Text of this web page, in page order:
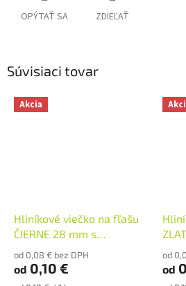
OPÝTAŤ SA ZDIEĽAŤ
Súvisiaci tovar
Akcia
Hliníkové viečko na fľašu
ČIERNE 28 mm s
od 0,08 € bez DPH
od 0,10 €
od
od